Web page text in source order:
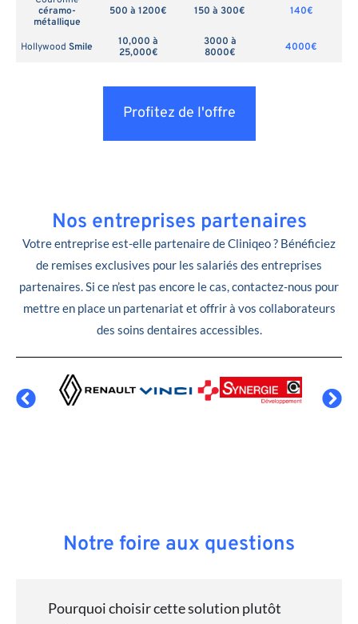
céramo-
métallique
500 à 1200€ 150 à 300€ 140€
Hollywood Smile
10,000 à
25,000€
3000 à
8000€
4000€
Profitez de l'offre
Nos entreprises partenaires
Votre entreprise est-elle partenaire de Cliniqeo ? Bénéficiez
de remises exclusives pour les salariés des entreprises
partenaires. Si ce n’est pas encore le cas, contactez-nous pour
mettre en place un partenariat et offrir à vos collaborateurs
des soins dentaires accessibles.
Notre foire aux questions
Pourquoi choisir cette solution plutôt